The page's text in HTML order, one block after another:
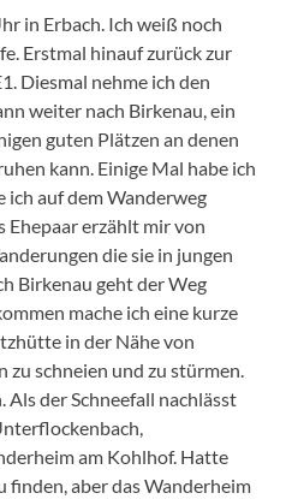
in Erbach. Ich weiß noch
Erstmal hinauf zurück zur
Diesmal nehme ich den
weiter nach Birkenau, ein
guten Plätzen an denen
kann. Einige Mal habe ich
ich auf dem Wanderweg
Ehepaar erzählt mir von
die sie in jungen
Birkenau geht der Weg
mache ich eine kurze
in der Nähe von
zu schneien und zu stürmen.
Als der Schneefall nachlässt
am Kohlhof. Hatte
finden, aber das Wanderheim